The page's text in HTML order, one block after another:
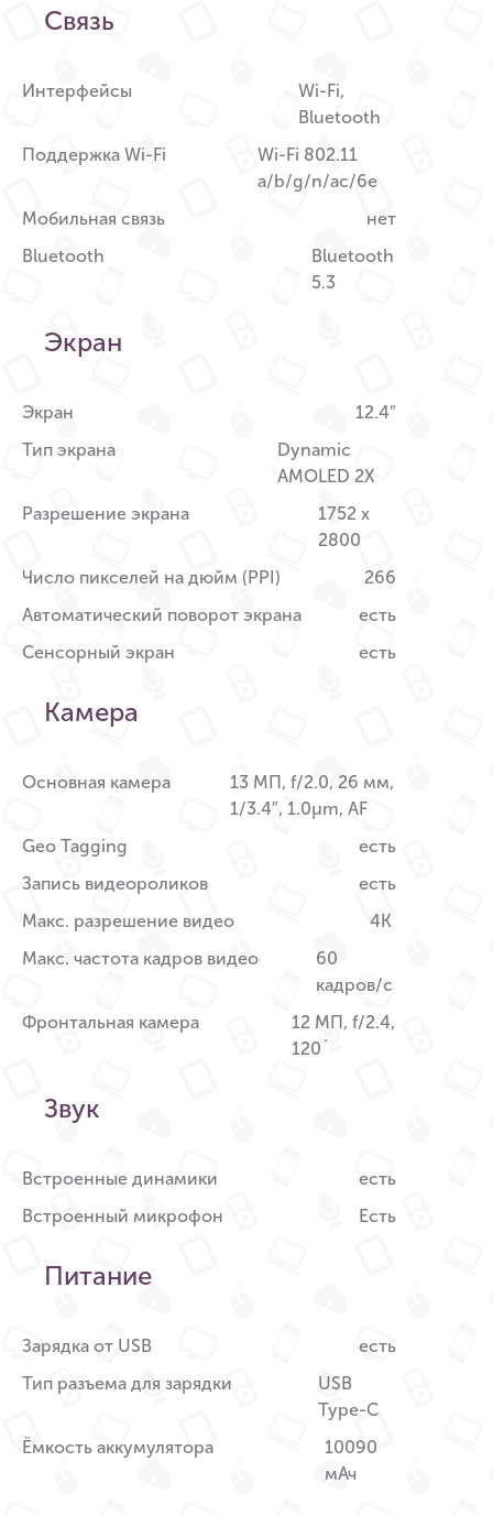
Связь
Интерфейсы
Wi-Fi,
Bluetooth
Поддержка Wi-Fi
Wi-Fi 802.11
a/b/g/n/ac/6e
Мобильная связь
нет
Bluetooth
Bluetooth
5.3
Экран
Экран
12.4″
Тип экрана
Dynamic
AMOLED 2X
Разрешение экрана
1752 x
2800
Число пикселей на дюйм (PPI)
266
Автоматический поворот экрана
есть
Сенсорный экран
есть
Камера
Основная камера
13 МП, f/2.0, 26 мм,
1/3.4″, 1.0µm, AF
Geo Tagging
есть
Запись видеороликов
есть
Макс. разрешение видео
4K
Макс. частота кадров видео
60
кадров/с
Фронтальная камера
12 МП, f/2.4,
120˚
Звук
Встроенные динамики
есть
Встроенный микрофон
Есть
Питание
Зарядка от USB
есть
Тип разъема для зарядки
USB
Type-C
Ёмкость аккумулятора
10090
мАч